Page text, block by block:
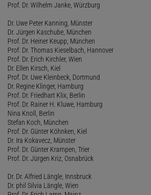
Prof. Dr. Wilhelm Janke, Würzburg
Dr. Uwe Peter Kanning, Münster
Dr. Jürgen Kaschube, München
Prof. Dr. Heiner Keupp, München
Prof. Dr. Thomas Kieselbach, Hannover
Prof. Dr. Erich Kirchler, Wien
Dr. Ellen Kirsch, Kiel
Prof. Dr. Uwe Kleinbeck, Dortmund
Dr. Regine Klinger, Hamburg
Prof. Dr. Friedhart Klix, Berlin
Prof. Dr. Rainer H. Kluwe, Hamburg
Nina Knoll, Berlin
Stefan Koch, München
Prof. Dr. Günter Köhnken, Kiel
Dr. Ira Kokavecz, Münster
Prof. Dr. Günter Krampen, Trier
Prof. Dr. Jürgen Kriz, Osnabrück
Dr. Dr. Alfried Längle, Innsbruck
Dr. phil Silvia Längle, Wien